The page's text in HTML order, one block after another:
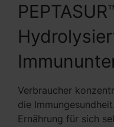
Verbraucher
die
Ernährung für sich